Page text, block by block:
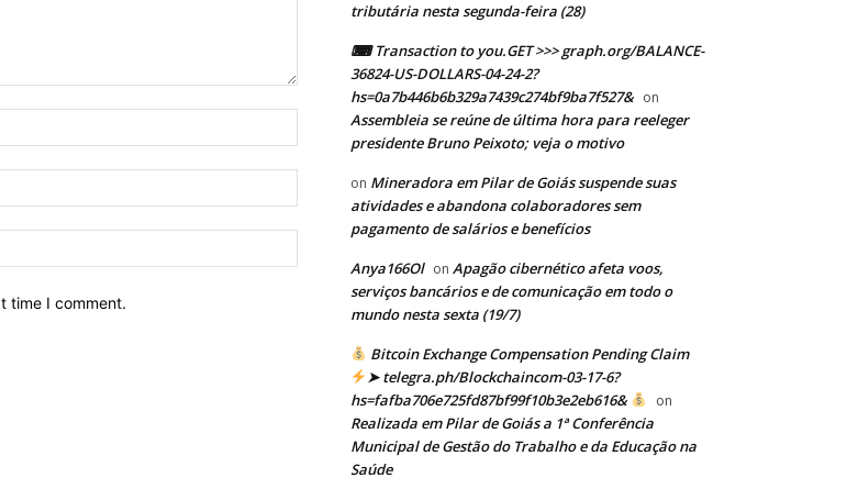
Website:
time I comment.
tributária nesta segunda-feira (28)
⌨ Transaction to you.GET >>> graph.org/BALANCE-
36824-US-DOLLARS-04-24-2?
hs=0a7b446b6b329a7439c274bf9ba7f527& on
Assembleia se reúne de última hora para reeleger
presidente Bruno Peixoto; veja o motivo
on Mineradora em Pilar de Goiás suspende suas
atividades e abandona colaboradores sem
pagamento de salários e benefícios
Anya166Ol on Apagão cibernético afeta voos,
serviços bancários e de comunicação em todo o
mundo nesta sexta (19/7)
Bitcoin Exchange Compensation Pending Claim
➤ telegra.ph/Blockchaincom-03-17-6?
hs=fafba706e725fd87bf99f10b3e2eb616&
on
Realizada em Pilar de Goiás a 1ª Conferência
Municipal de Gestão do Trabalho e da Educação na
Saúde